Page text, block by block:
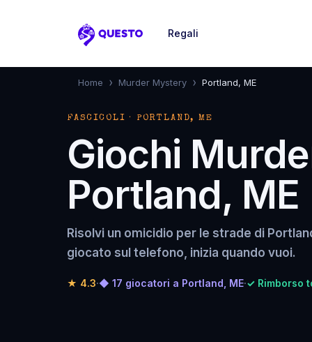
Questo
Regali
Home › Murder Mystery › Portland, ME
FASCICOLI · PORTLAND, ME
Giochi
Portland, ME
Risolvi un omicidio per le strade di
giocato sul telefono, inizia quando vuoi.
★ 4.3·◆ 17 giocatori a Portland, ME·✓ Rimborso